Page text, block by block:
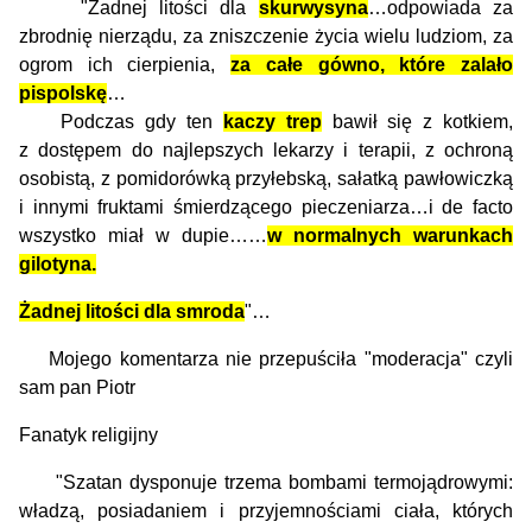
"Żadnej litości dla skurwysyna…odpowiada za
zbrodnię nierządu, za zniszczenie życia wielu ludziom, za
ogrom ich cierpienia,za całe gówno, które zalało
pispolskę…
Podczas gdy ten
kaczy trepbawił się z kotkiem,
z dostępem do najlepszych lekarzy i terapii, z ochroną
osobistą, z pomidorówką przyłebską, sałatką pawłowiczką
i innymi fruktami śmierdzącego pieczeniarza…i de facto
wszystko miał w dupie……w normalnych warunkach
gilotyna.
Żadnej litości dla smroda"…
Mojego komentarza nie przepuściła "moderacja" czyli
sam pan Piotr
Fanatyk religijny
"Szatan dysponuje trzema bombami termojądrowymi:
władzą, posiadaniem i przyjemnościami ciała, których